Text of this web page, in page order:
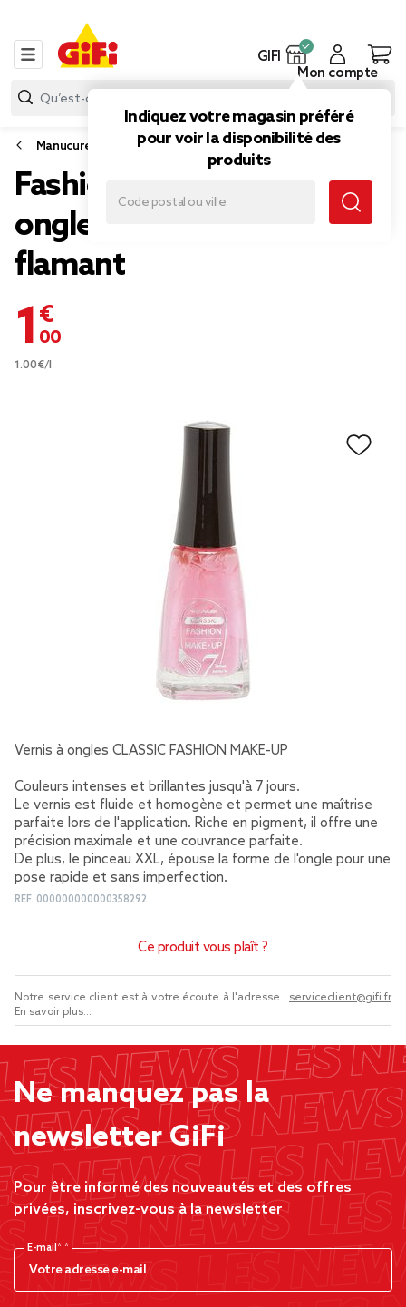
GIFI
Indiquez votre magasin préféré
pour voir la disponibilité des
produits
Mon compte
Manucure
Fashion Make Up vernis à
ongles classic rose
flamant
1,00 €
1.00€/l
Vernis à ongles CLASSIC FASHION MAKE-UP
Couleurs intenses et brillantes jusqu'à 7 jours.
Le vernis est fluide et homogène et permet une maîtrise
parfaite lors de l'application. Riche en pigment, il offre une
précision maximale et une couvrance parfaite.
De plus, le pinceau XXL, épouse la forme de l'ongle pour une
pose rapide et sans imperfection.
REF. 000000000000358292
Ce produit vous plaît ?
Notre service client est à votre écoute à l'adresse : serviceclient@gifi.fr
En savoir plus...
Ne manquez pas la
newsletter GiFi
Pour être informé des nouveautés et des offres
privées, inscrivez-vous à la newsletter
E-mail*